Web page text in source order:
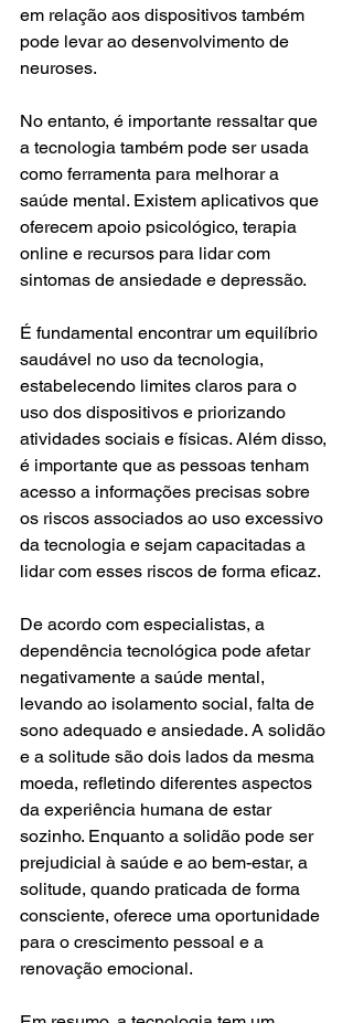
em relação aos dispositivos também
pode levar ao desenvolvimento de
neuroses.
No entanto, é importante ressaltar que
a tecnologia também pode ser usada
como ferramenta para melhorar a
saúde mental. Existem aplicativos que
oferecem apoio psicológico, terapia
online e recursos para lidar com
sintomas de ansiedade e depressão.
É fundamental encontrar um equilíbrio
saudável no uso da tecnologia,
estabelecendo limites claros para o
uso dos dispositivos e priorizando
atividades sociais e físicas. Além disso,
é importante que as pessoas tenham
acesso a informações precisas sobre
os riscos associados ao uso excessivo
da tecnologia e sejam capacitadas a
lidar com esses riscos de forma eficaz.
De acordo com especialistas, a
dependência tecnológica pode afetar
negativamente a saúde mental,
levando ao isolamento social, falta de
sono adequado e ansiedade. A solidão
e a solitude são dois lados da mesma
moeda, refletindo diferentes aspectos
da experiência humana de estar
sozinho. Enquanto a solidão pode ser
prejudicial à saúde e ao bem-estar, a
solitude, quando praticada de forma
consciente, oferece uma oportunidade
para o crescimento pessoal e a
renovação emocional.